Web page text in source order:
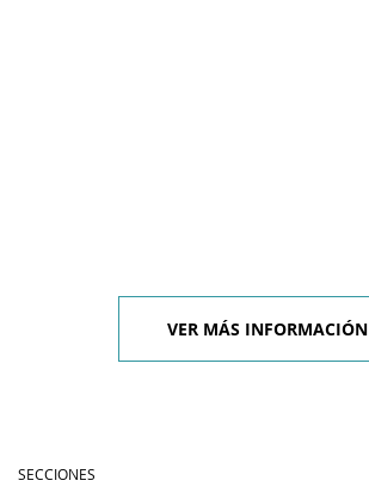
VER MÁS INFORMACIÓN
SECCIONES